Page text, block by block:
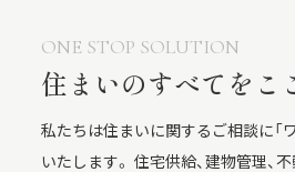
ONE STOP SOLUTION
住まいのすべてをこ
私たちは住まいに関するご相談に「
いたします。 住宅供給、建物管理、